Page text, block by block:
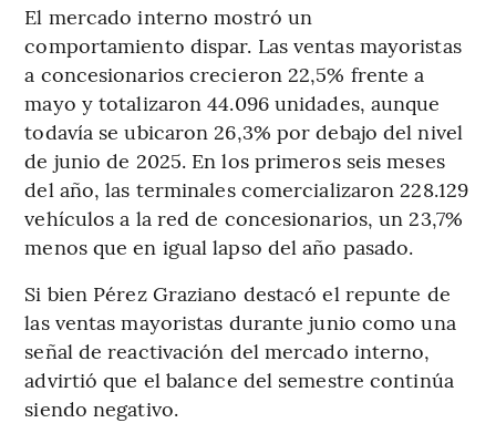
El mercado interno mostró un
comportamiento dispar. Las ventas mayoristas
a concesionarios crecieron 22,5% frente a
mayo y totalizaron 44.096 unidades, aunque
todavía se ubicaron 26,3% por debajo del nivel
de junio de 2025. En los primeros seis meses
del año, las terminales comercializaron 228.129
vehículos a la red de concesionarios, un 23,7%
menos que en igual lapso del año pasado.
Si bien Pérez Graziano destacó el repunte de
las ventas mayoristas durante junio como una
señal de reactivación del mercado interno,
advirtió que el balance del semestre continúa
siendo negativo.